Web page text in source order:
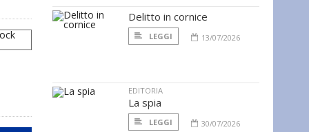
Delitto in cornice
LEGGI 13/07/2026
EDITORIA
La spia
LEGGI 30/07/2026